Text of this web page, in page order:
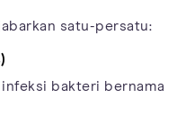
satu-persatu:
bakteri bernama